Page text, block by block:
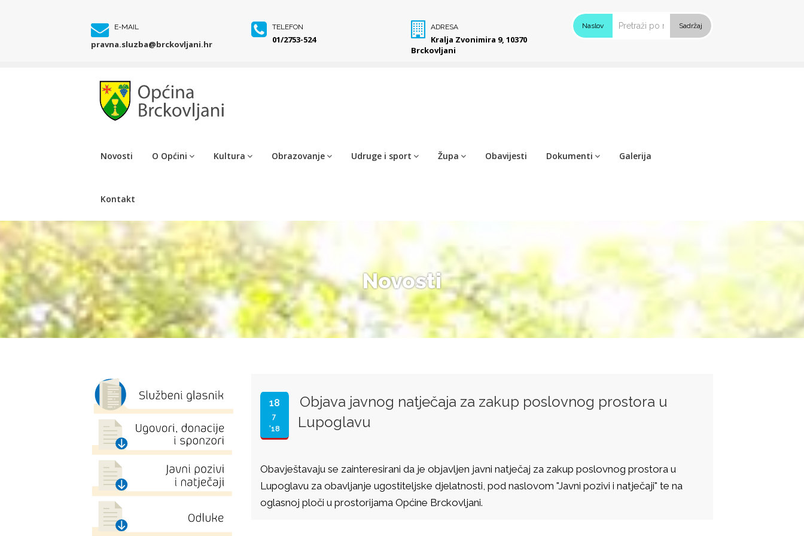
E-MAIL
pravna.sluzba@brckovljani.hr
TELEFON
01/2753-524
ADRESA
Kralja Zvonimira 9, 10370
Brckovljani
Naslov Sadržaj
Novosti O Općini Kultura Obrazovanje Udruge i sport Župa Obavijesti Dokumenti Galerija
Kontakt
Novosti
18
7
'18
Objava javnog natječaja za zakup poslovnog prostora u
Lupoglavu
Obavještavaju se zainteresirani da je objavljen javni natječaj za zakup poslovnog prostora u
Lupoglavu za obavljanje ugostiteljske djelatnosti, pod naslovom "Javni pozivi i natječaji" te na
oglasnoj ploči u prostorijama Općine Brckovljani.